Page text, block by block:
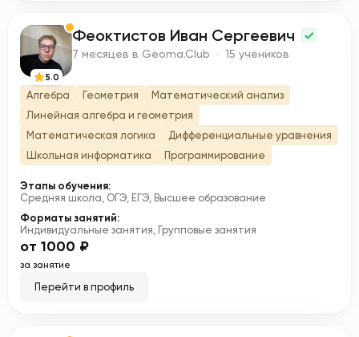
Ф
5.0
Феоктистов Иван Сергеевич
7 месяцев в Geoma.Club · 15 учеников
Алгебра Геометрия
Математический анализ
Линейная алгебра и геометрия
Математическая логика
Дифференциальные уравнения
Школьная информатика
Программирование
Этапы обучения:
Средняя школа, ОГЭ, ЕГЭ, Высшее образование
Форматы занятий:
Индивидуальные занятия, Групповые занятия
от 1000 ₽
за занятие
Перейти в профиль